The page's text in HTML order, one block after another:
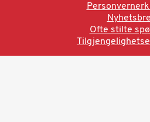
Ofte stilte